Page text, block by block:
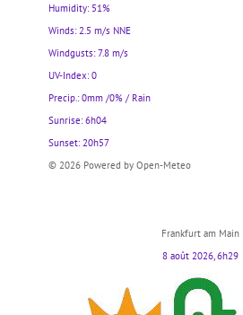
Humidity: 51%
Winds: 2.5 m/s NNE
Windgusts: 7.8 m/s
UV-Index: 0
Precip.:0mm/0% / Rain
Sunrise: 6h04
Sunset: 20h57
© 2026 Powered by Open-Meteo
Frankfurt am Main
8 août 2026, 6h29